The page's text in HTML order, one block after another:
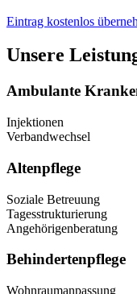
Eintrag kostenlos
Unsere
Ambulante
Injektionen
Verbandwechsel
Altenpflege
Soziale Betreuung
Tagesstrukturierung
Angehörigenberatung
Behindertenpflege
Wohnraumanpassung